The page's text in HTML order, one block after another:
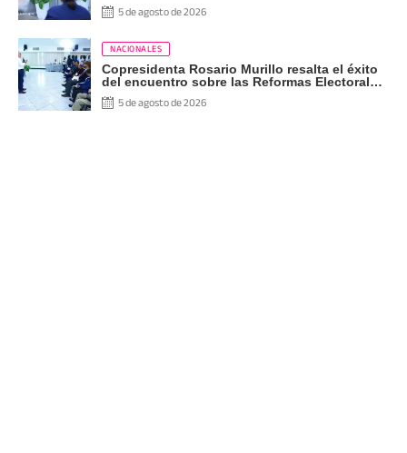
5 de agosto de 2026
NACIONALES
Copresidenta Rosario Murillo resalta el éxito
del encuentro sobre las Reformas Electorales
con diputados del PARLACEN
5 de agosto de 2026